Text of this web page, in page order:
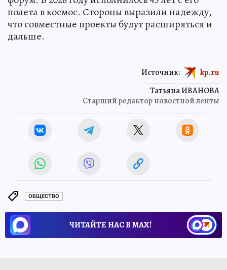
полета в космос. Стороны выразили надежду,
что совместные проекты будут расширяться и
дальше.
Татьяна ИВАНОВА
Старший редактор новостной ленты
Источник: kp.ru
ОБЩЕСТВО
ЧИТАЙТЕ НАС В МАХ!